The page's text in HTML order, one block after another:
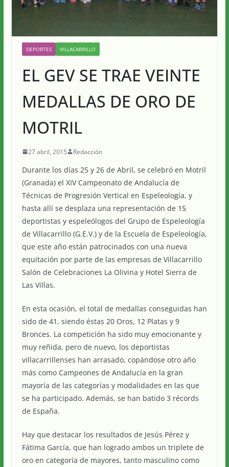
DEPORTES VILLACARRILLO
EL GEV SE TRAE VEINTE
MEDALLAS DE ORO DE
MOTRIL
27 abril, 2015 Redacción
Durante los días 25 y 26 de Abril, se celebró en Motril
(Granada) el XIV Campeonato de Andalucía de
Técnicas de Progresión Vertical en Espeleología, y
hasta allí se desplaza una representación de 15
deportistas y espeleólogos del Grupo de Espeleología
de Villacarrillo (G.E.V.) y de la Escuela de Espeleología,
que este año están patrocinados con una nueva
equitación por parte de las empresas de Villacarrillo
Salón de Celebraciones La Olivina y Hotel Sierra de
Las Villas.
En esta ocasión, el total de medallas conseguidas han
sido de 41, siendo éstas 20 Oros, 12 Platas y 9
Bronces. La competición ha sido muy emocionante y
muy reñida, pero de nuevo, los deportistas
villacarrillenses han arrasado, copándose otro año
más como Campeones de Andalucía en la gran
mayoría de las categorías y modalidades en las que
se ha participado. Además, se han batido 3 récords
de España.
Hay que destacar los resultados de Jesús Pérez y
Fátima García, que han logrado ambos un triplete de
oro en categoría de mayores, tanto masculino como